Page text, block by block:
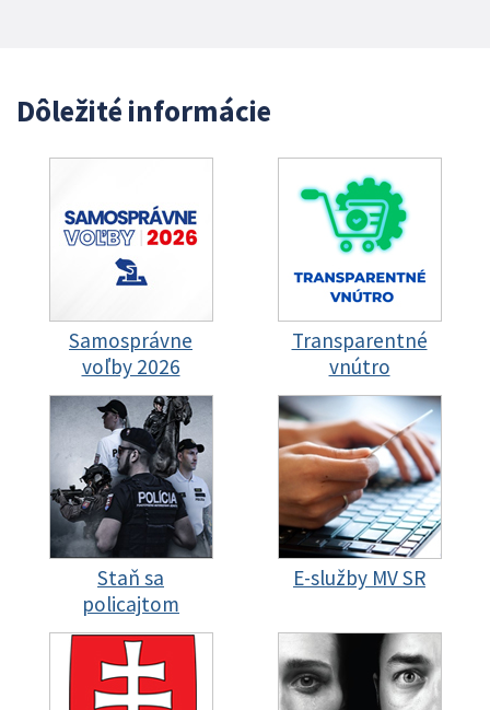
Dôležité informácie
Samosprávne
voľby 2026
Transparentné
vnútro
Staň sa
policajtom
E-služby MV SR